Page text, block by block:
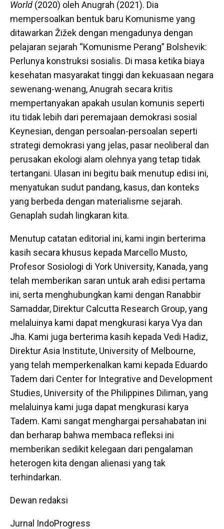
World (2020) oleh Anugrah (2021). Dia
mempersoalkan bentuk baru Komunisme yang
ditawarkan Žižek dengan mengadunya dengan
pelajaran sejarah “Komunisme Perang” Bolshevik:
Perlunya konstruksi sosialis. Di masa ketika biaya
kesehatan masyarakat tinggi dan kekuasaan negara
sewenang-wenang, Anugrah secara kritis
mempertanyakan apakah usulan komunis seperti
itu tidak lebih dari peremajaan demokrasi sosial
Keynesian, dengan persoalan-persoalan seperti
strategi demokrasi yang jelas, pasar neoliberal dan
perusakan ekologi alam olehnya yang tetap tidak
tertangani. Ulasan ini begitu baik menutup edisi ini,
menyatukan sudut pandang, kasus, dan konteks
yang berbeda dengan materialisme sejarah.
Genaplah sudah lingkaran kita.
Menutup catatan editorial ini, kami ingin berterima
kasih secara khusus kepada Marcello Musto,
Profesor Sosiologi di York University, Kanada, yang
telah memberikan saran untuk arah edisi pertama
ini, serta menghubungkan kami dengan Ranabbir
Samaddar, Direktur Calcutta Research Group, yang
melaluinya kami dapat mengkurasi karya Vya dan
Jha. Kami juga berterima kasih kepada Vedi Hadiz,
Direktur Asia Institute, University of Melbourne,
yang telah memperkenalkan kami kepada Eduardo
Tadem dari Center for Integrative and Development
Studies, University of the Philippines Diliman, yang
melaluinya kami juga dapat mengkurasi karya
Tadem. Kami sangat menghargai persahabatan ini
dan berharap bahwa membaca refleksi ini
memberikan sedikit kelegaan dari pengalaman
heterogen kita dengan alienasi yang tak
terhindarkan.
Dewan redaksi
Jurnal IndoProgress